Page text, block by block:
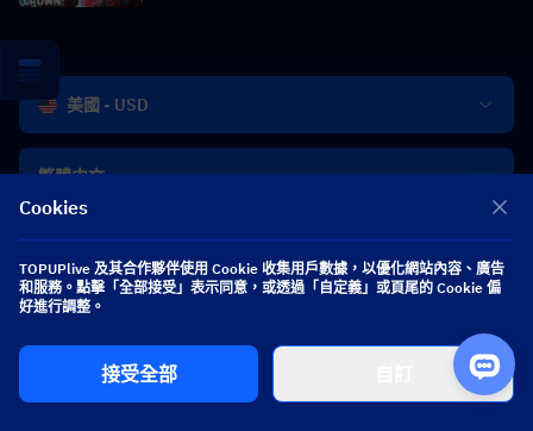
美國 - USD
繁體中文
獲取個人化遊戲優惠
Cookies
TOPUPlive 及其合作夥伴使用 Cookie 收集用戶數據，以優化網站內容、廣告
和服務。點擊「全部接受」表示同意，或透過「自定義」或頁尾的 Cookie 偏
好進行調整。
接受全部